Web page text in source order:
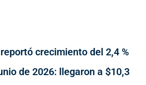
crecimiento del 2,4 %
de 2026: llegaron a $10,3